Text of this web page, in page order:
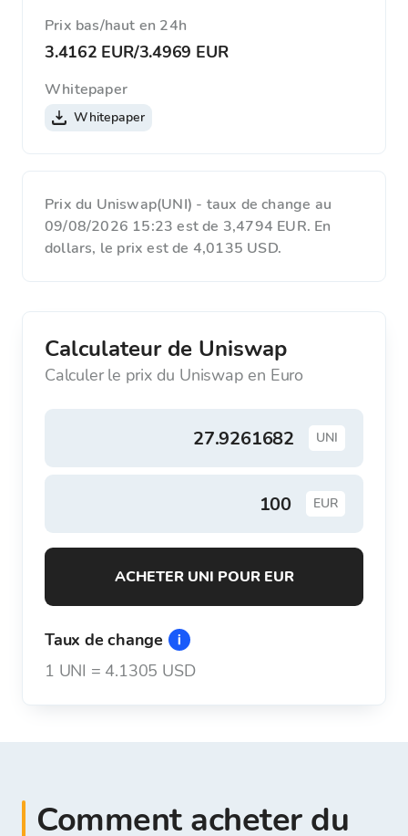
Prix ​​bas/haut en 24h
3.4162 EUR/3.4969 EUR
Whitepaper
Whitepaper
Prix du Uniswap(UNI) - taux de change au
09/08/2026 15:23 est de 3,4794 EUR. En
dollars, le prix est de 4,0135 USD.
Calculateur de Uniswap
Calculer le prix du Uniswap en Euro
UNI
EUR
ACHETER UNI POUR EUR
Taux de change
1 UNI = 4.1305 USD
Comment acheter du